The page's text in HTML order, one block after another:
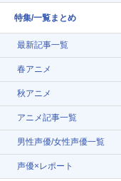
特集/一覧まとめ
最新記事一覧
春アニメ
秋アニメ
アニメ記事一覧
男性声優/女性声優一覧
声優×レポート